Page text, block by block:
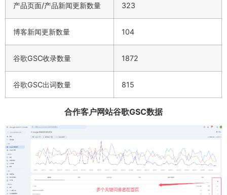
产品页面/产品新闻更新数量 323
博客新闻更新数量 104
谷歌GSC收录数量 1872
谷歌GSC出词数量 815
合作客户网站谷歌GSC数据